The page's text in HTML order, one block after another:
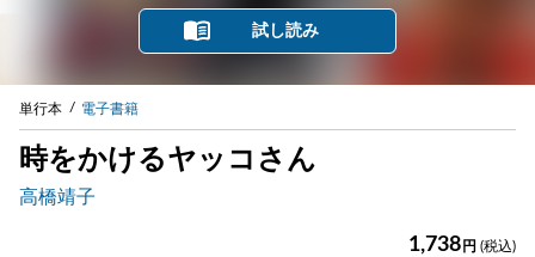
試し読み
単行本 電子書籍
時をかけるヤッコさん
高橋靖子
1,738 円 (税込)